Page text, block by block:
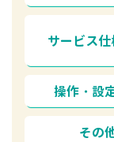
サービス
操作・設
その